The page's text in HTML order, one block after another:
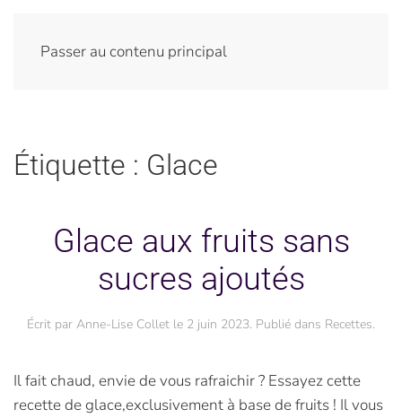
Passer au contenu principal
Étiquette : Glace
Glace aux fruits sans
sucres ajoutés
Écrit par Anne-Lise Collet le 2 juin 2023. Publié dans Recettes.
Il fait chaud, envie de vous rafraichir ? Essayez cette
recette de glace,exclusivement à base de fruits ! Il vous